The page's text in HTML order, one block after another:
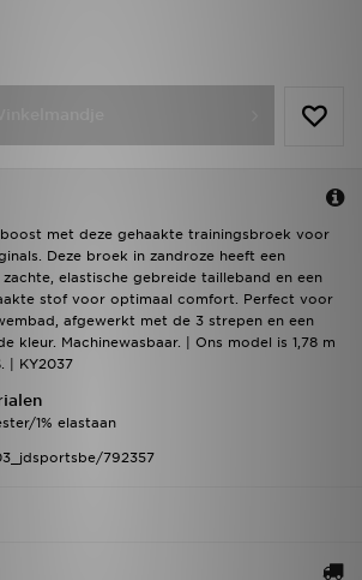
met deze gehaakte trainingsbroek voor
Deze broek in zandroze heeft een
elastische gebreide tailleband en een
stof voor optimaal comfort. Perfect voor
afgewerkt met de 3 strepen en een
kleur. Machinewasbaar. | Ons model is 1,78 m
| KY2037
1% elastaan
792357